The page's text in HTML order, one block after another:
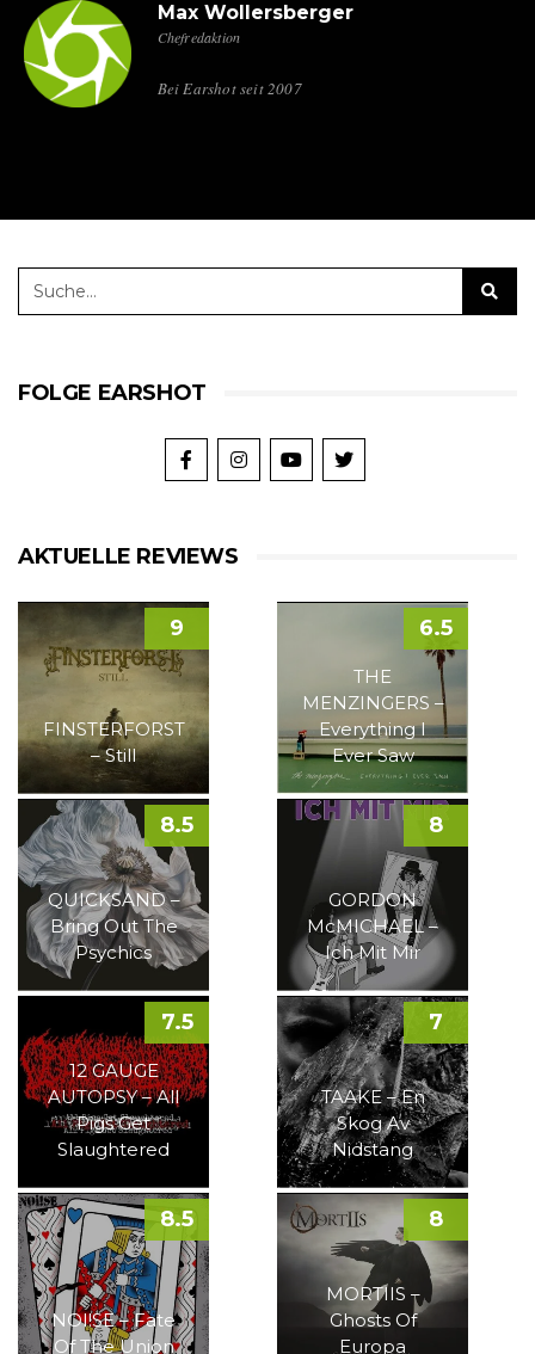
Max Wollersberger
Chefredaktion
Bei Earshot seit 2007
FOLGE EARSHOT
AKTUELLE REVIEWS
FINSTERFORST
– Still
9
THE
MENZINGERS –
Everything I
Ever Saw
6.5
QUICKSAND –
Bring Out The
Psychics
8.5
GORDON
McMICHAEL –
Ich Mit Mir
8
12 GAUGE
AUTOPSY – All
Pigs Get
Slaughtered
7.5
TAAKE – En
Skog Av
Nidstang
7
NOI!SE – Fate
Of The Union
8.5
MORTIIS –
Ghosts Of
Europa
8